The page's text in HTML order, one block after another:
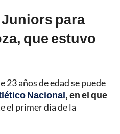
para
que estuvo
23 años de edad se puede
Nacional, en el que
el primer día de la